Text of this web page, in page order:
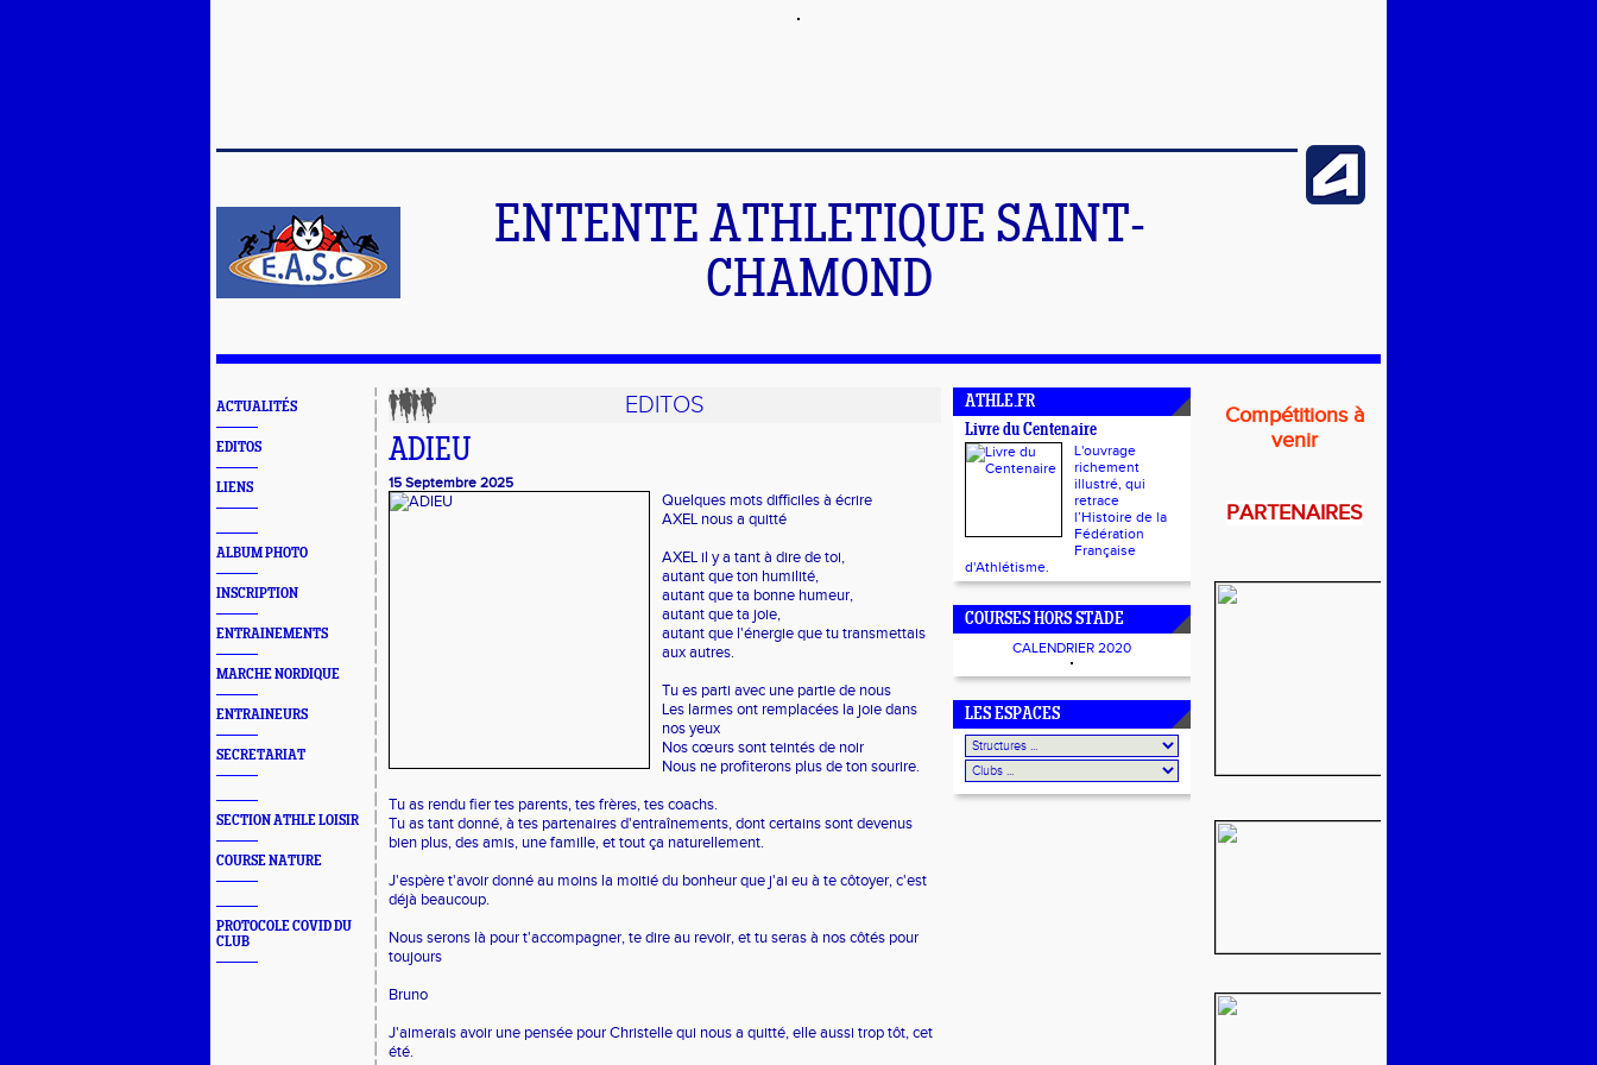
ENTENTE ATHLETIQUE SAINT-
CHAMOND
ACTUALITÉS
EDITOS
LIENS
ALBUM PHOTO
INSCRIPTION
ENTRAINEMENTS
MARCHE NORDIQUE
ENTRAINEURS
SECRETARIAT
SECTION ATHLE LOISIR
COURSE NATURE
PROTOCOLE COVID DU
CLUB
EDITOS
ADIEU
15 Septembre 2025
Quelques mots difficiles à écrire
AXEL nous a quitté
AXEL il y a tant à dire de toi,
autant que ton humilité,
autant que ta bonne humeur,
autant que ta joie,
autant que l'énergie que tu transmettais
aux autres.
Tu es parti avec une partie de nous
Les larmes ont remplacées la joie dans
nos yeux
Nos cœurs sont teintés de noir
Nous ne profiterons plus de ton sourire.
Tu as rendu fier tes parents, tes frères, tes coachs.
Tu as tant donné, à tes partenaires d'entraînements, dont certains sont devenus
bien plus, des amis, une famille, et tout ça naturellement.
J'espère t'avoir donné au moins la moitié du bonheur que j'ai eu à te côtoyer, c'est
déjà beaucoup.
Nous serons là pour t'accompagner, te dire au revoir, et tu seras à nos côtés pour
toujours
Bruno
J'aimerais avoir une pensée pour Christelle qui nous a quitté, elle aussi trop tôt, cet
été.
ATHLE.FR
Livre du Centenaire
L'ouvrage
richement
illustré, qui
retrace
l’Histoire de la
Fédération
Française
d'Athlétisme.
COURSES HORS STADE
CALENDRIER 2020
LES ESPACES
Compétitions à
venir
PARTENAIRES